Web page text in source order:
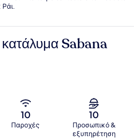
κατάλυμα Sabana
10
Παροχές
10
Προσωπικό &
εξυπηρέτηση